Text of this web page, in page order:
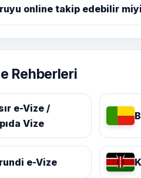
online takip edebilir
Rehberleri
e-Vize /
Vize
e-Vize